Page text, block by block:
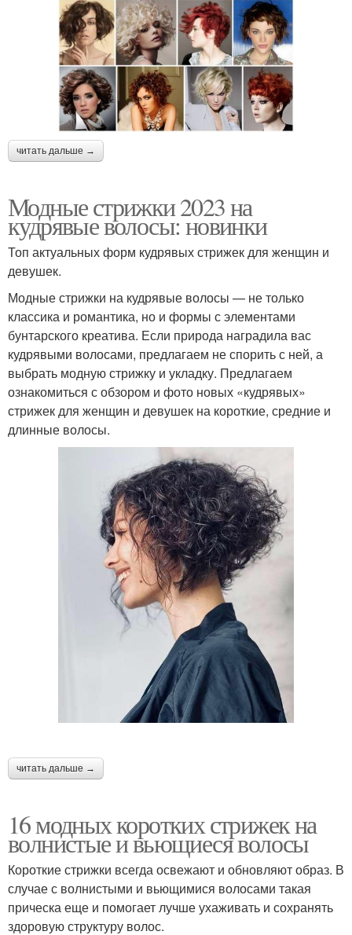
читать дальше →
Модные стрижки 2023 на
кудрявые волосы: новинки
Топ актуальных форм кудрявых стрижек для женщин и
девушек.
Модные стрижки на кудрявые волосы — не только
классика и романтика, но и формы с элементами
бунтарского креатива. Если природа наградила вас
кудрявыми волосами, предлагаем не спорить с ней, а
выбрать модную стрижку и укладку.⁣⁣ Предлагаем
ознакомиться с обзором и фото новых «кудрявых»
стрижек для женщин и девушек на короткие, средние и
длинные волосы.
читать дальше →
16 модных коротких стрижек на
волнистые и вьющиеся волосы
Короткие стрижки всегда освежают и обновляют образ. В
случае с волнистыми и вьющимися волосами такая
прическа еще и помогает лучше ухаживать и сохранять
здоровую структуру волос.